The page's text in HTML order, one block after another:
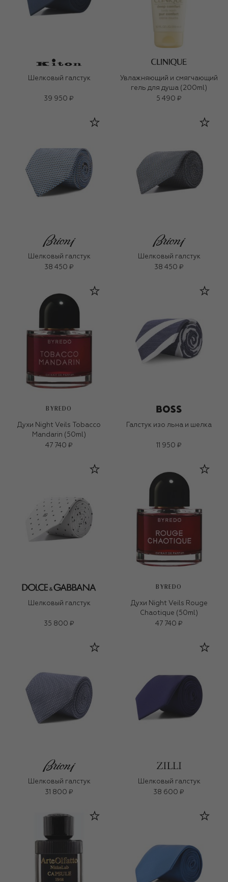
Шелковый галстук
39 950 ₽
Увлажняющий и смягчающий
гель для душа (200ml)
5 490 ₽
Шелковый галстук
38 450 ₽
Шелковый галстук
38 450 ₽
BYREDO
Духи Night Veils Tobacco
Mandarin (50ml)
47 740 ₽
Галстук изо льна и шелка
11 950 ₽
Шелковый галстук
35 800 ₽
BYREDO
Духи Night Veils Rouge
Chaotique (50ml)
47 740 ₽
Шелковый галстук
31 800 ₽
Шелковый галстук
38 600 ₽